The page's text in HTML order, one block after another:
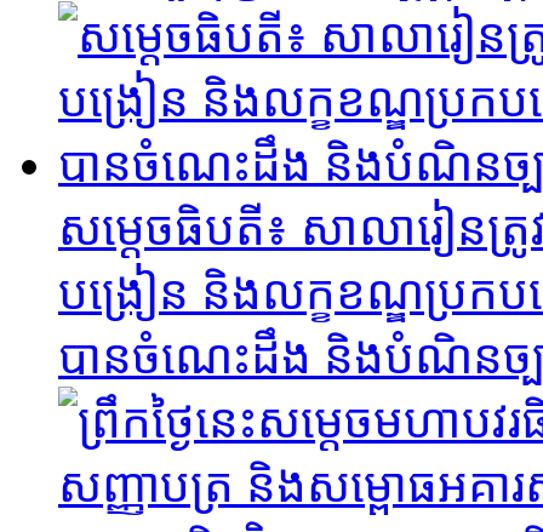
សម្ដេចធិបតី​៖ សាលារៀនត្
បង្រៀន និងលក្ខខណ្ឌប្រក
បានចំណេះដឹង និងបំណិនច្